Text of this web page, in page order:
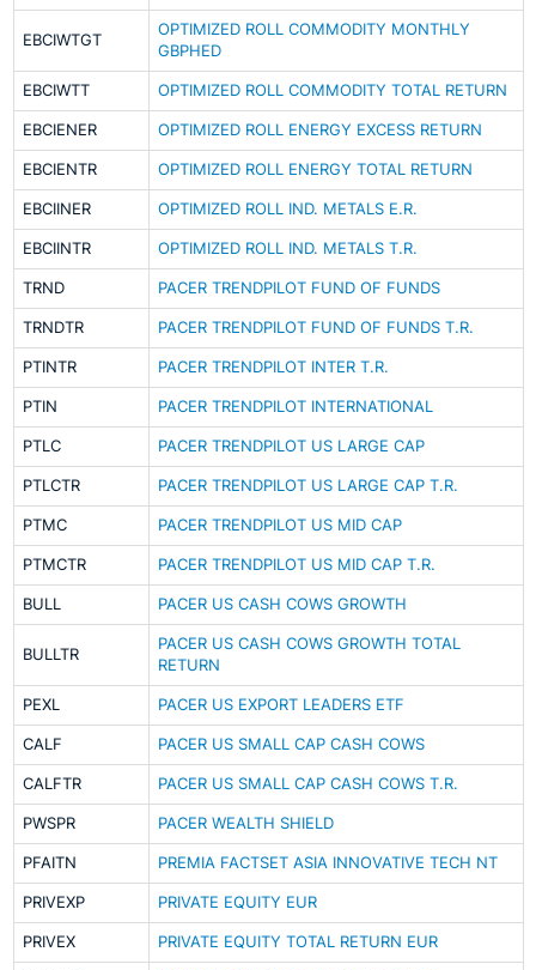
EBCIWTGT
OPTIMIZED ROLL COMMODITY MONTHLY
GBPHED
EBCIWTT OPTIMIZED ROLL COMMODITY TOTAL RETURN
EBCIENER OPTIMIZED ROLL ENERGY EXCESS RETURN
EBCIENTR OPTIMIZED ROLL ENERGY TOTAL RETURN
EBCIINER OPTIMIZED ROLL IND. METALS E.R.
EBCIINTR OPTIMIZED ROLL IND. METALS T.R.
TRND PACER TRENDPILOT FUND OF FUNDS
TRNDTR PACER TRENDPILOT FUND OF FUNDS T.R.
PTINTR PACER TRENDPILOT INTER T.R.
PTIN PACER TRENDPILOT INTERNATIONAL
PTLC PACER TRENDPILOT US LARGE CAP
PTLCTR PACER TRENDPILOT US LARGE CAP T.R.
PTMC PACER TRENDPILOT US MID CAP
PTMCTR PACER TRENDPILOT US MID CAP T.R.
BULL PACER US CASH COWS GROWTH
BULLTR
PACER US CASH COWS GROWTH TOTAL
RETURN
PEXL PACER US EXPORT LEADERS ETF
CALF PACER US SMALL CAP CASH COWS
CALFTR PACER US SMALL CAP CASH COWS T.R.
PWSPR PACER WEALTH SHIELD
PFAITN PREMIA FACTSET ASIA INNOVATIVE TECH NT
PRIVEXP PRIVATE EQUITY EUR
PRIVEX PRIVATE EQUITY TOTAL RETURN EUR